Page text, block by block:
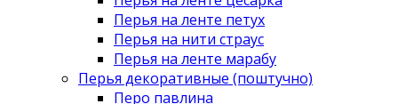
Перья на ленте петух
Перья на нити страус
Перья на ленте марабу
Перья декоративные (поштучно)
Перо павлина